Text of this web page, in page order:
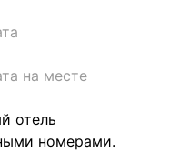
на месте
отель
номерами.